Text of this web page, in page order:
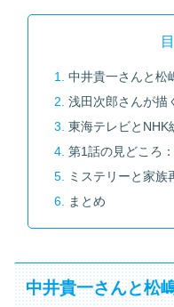
中井貴一さんと松
浅田次郎さんが描
東海テレビとNHK
第1話の見どころ
ミステリーと家族
まとめ
中井貴一さんと松